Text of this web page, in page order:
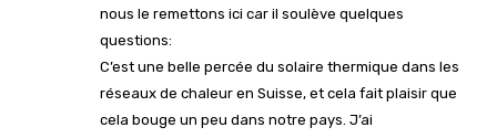
nous le remettons ici car il soulève quelques
questions:
C’est une belle percée du solaire thermique dans les
réseaux de chaleur en Suisse, et cela fait plaisir que
cela bouge un peu dans notre pays. J’ai